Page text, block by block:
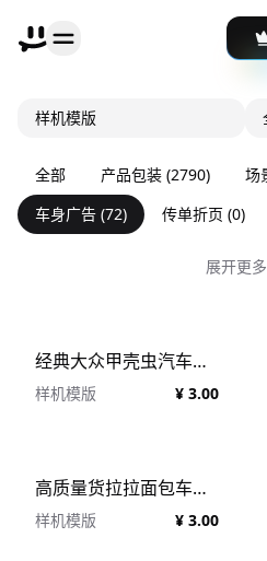
样机模版
全部 产品包装 (2790) 场
车身广告 (72) 传单折页 (0)
展开更多
经典大众甲壳虫汽车车身广告设计贴图展示样机模板 Volkswagen Beetle Mockups
样机模版 ¥ 3.00
高质量货拉拉面包车小货车车身广告设计贴图展示样机模板 Van HQ Mockup Pack
样机模版 ¥ 3.00